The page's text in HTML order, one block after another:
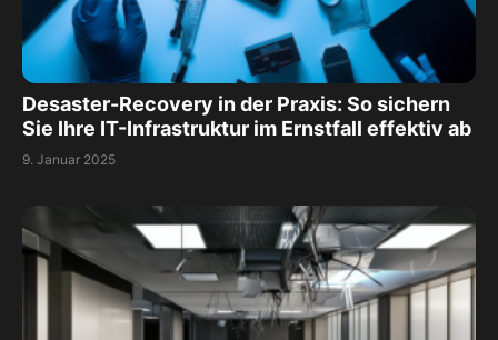
Desaster-Recovery in der Praxis: So sichern
Sie Ihre IT-Infrastruktur im Ernstfall effektiv ab
9. Januar 2025